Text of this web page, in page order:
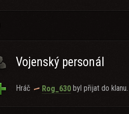
Vojenský personál
Hráč Rog_630 byl přijat do klanu.